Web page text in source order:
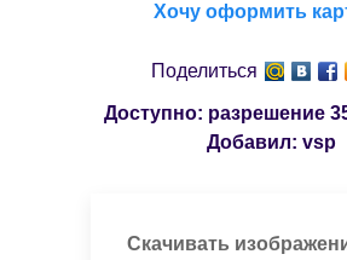
Хочу оформить
Поделиться
Доступно: разрешение
Добавил: vsp
Скачивать